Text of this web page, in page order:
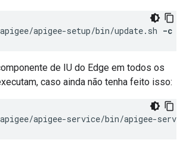
apigee-setup/bin/update.sh -c
de IU do Edge em todos os
caso ainda não tenha feito isso:
apigee-service/bin/apigee-